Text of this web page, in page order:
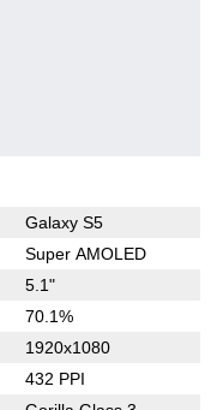
Galaxy S5
Super AMOLED
5.1"
70.1%
1920x1080
432 PPI